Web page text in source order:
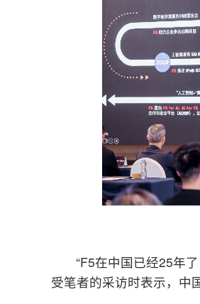
“F5在中国已经25年
受笔者的采访时表示，中